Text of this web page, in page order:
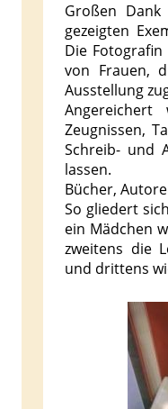
Großen
gezeigten
Die
von Frauen,
Ausstellung
Zeugnissen,
Schreib- und
lassen.
Bücher,
So gliedert
ein Mädchen
zweitens die
und drittens